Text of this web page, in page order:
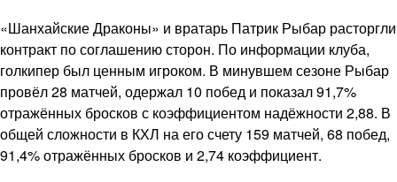
«Шанхайские Драконы» и вратарь Патрик Рыбар расторгли
контракт по соглашению сторон. По информации клуба,
голкипер был ценным игроком. В минувшем сезоне Рыбар
провёл 28 матчей, одержал 10 побед и показал 91,7%
отражённых бросков с коэффициентом надёжности 2,88. В
общей сложности в КХЛ на его счету 159 матчей, 68 побед,
91,4% отражённых бросков и 2,74 коэффициент.